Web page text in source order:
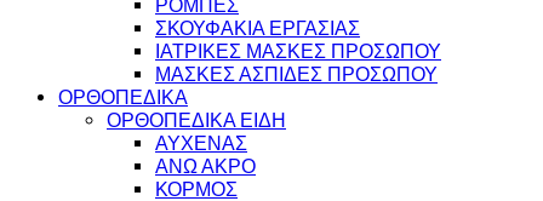
ΡΟΜΠΕΣ
ΣΚΟΥΦΑΚΙΑ ΕΡΓΑΣΙΑΣ
ΙΑΤΡΙΚΕΣ ΜΑΣΚΕΣ ΠΡΟΣΩΠΟΥ
ΜΑΣΚΕΣ ΑΣΠΙΔΕΣ ΠΡΟΣΩΠΟΥ
ΟΡΘΟΠΕΔΙΚΑ
ΟΡΘΟΠΕΔΙΚΑ ΕΙΔΗ
ΑΥΧΕΝΑΣ
ΑΝΩ ΑΚΡΟ
ΚΟΡΜΟΣ